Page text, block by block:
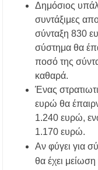
Δημόσιος
συντάξιμες
σύνταξη 830
σύστημα θα
ποσό της
καθαρά.
Ένας
ευρώ θα
1.240 ευρώ,
1.170 ευρώ.
Αν φύγει για
θα έχει μείωση